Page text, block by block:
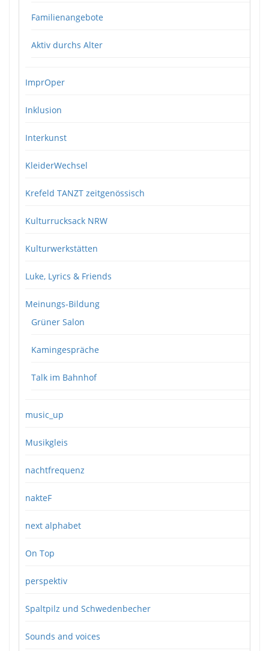
Familienangebote
Aktiv durchs Alter
ImprOper
Inklusion
Interkunst
KleiderWechsel
Krefeld TANZT zeitgenössisch
Kulturrucksack NRW
Kulturwerkstätten
Luke, Lyrics & Friends
Meinungs-Bildung
Grüner Salon
Kamingespräche
Talk im Bahnhof
music_up
Musikgleis
nachtfrequenz
nakteF
next alphabet
On Top
perspektiv
Spaltpilz und Schwedenbecher
Sounds and voices